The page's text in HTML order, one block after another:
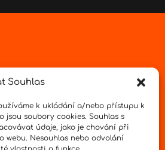
Souhlas
k ukládání a/nebo přístupu k
jsou soubory cookies. Souhlas s
údaje, jako je chování při
webu. Nesouhlas nebo odvolání